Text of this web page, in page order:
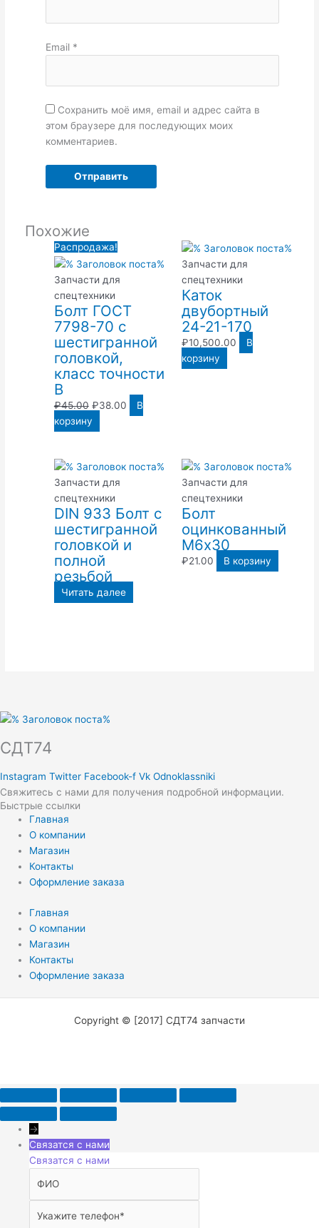
Email *
Сохранить моё имя, email и адрес сайта в
этом браузере для последующих моих
комментариев.
Похожие
Распродажа!
Запчасти для
спецтехники
Болт ГОСТ
7798-70 с
шестигранной
головкой,
класс точности
В
₽45.00
Первоначальная
цена
составляла
₽45.00.
₽38.00
цена:
В
корзину
Запчасти для
спецтехники
Каток
двубортный
24-21-170
₽10,500.00
В
корзину
Запчасти для
спецтехники
DIN 933 Болт с
шестигранной
головкой и
полной
резьбой
Читать далее
Запчасти для
спецтехники
Болт
оцинкованный
М6х30
₽21.00 В корзину
СДТ74
Instagram Twitter Facebook-f Vk Odnoklassniki
Свяжитесь с нами для получения подробной информации.
Быстрые ссылки
Главная
О компании
Магазин
Контакты
Оформление заказа
Главная
О компании
Магазин
Контакты
Оформление заказа
Copyright © [2017] СДТ74 запчасти
→
Связатся с нами
Связатся с нами